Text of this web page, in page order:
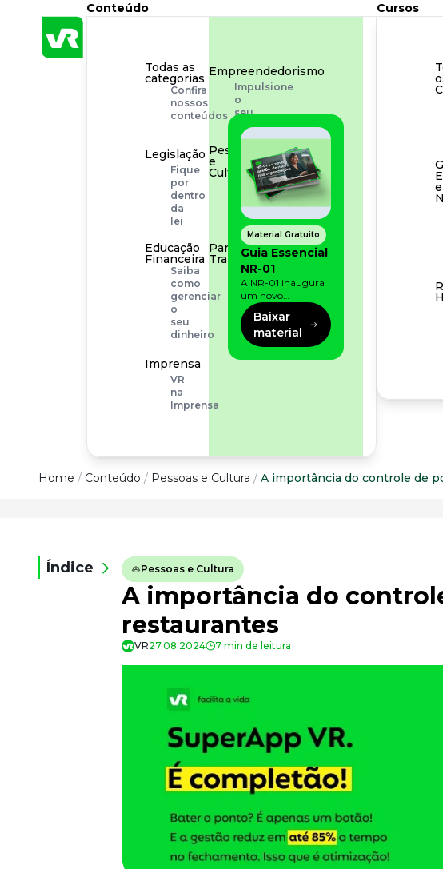
Conteúdo
Todas as
categorias
Confira
nossos
conteúdos
Empreendedorismo
Impulsione
o
seu
negócio
Legislação
Fique
por
dentro
da
lei
Pessoas
e
Cultura
Aprimore
cultura
organizacional
Educação
Financeira
Saiba
como
gerenciar
o
seu
dinheiro
Para o
Trabalhador
Tudo
para
facilitar
rotina
Imprensa
VR
na
Imprensa
Material Gratuito
Guia Essencial
NR-01
A NR-01 inaugura
um novo
momento na
prevenção de riscos:
agora, além dos
fatores físicos e
operacionais, as
Baixar
material
Cursos
e
Conteúdo
Todas as categorias
Confira nossos conteúdos
Empreendedorismo
Impulsione o seu negócio
Legislação
Fique por dentro da lei
Aprimore a cultura organizacional
Saiba como gerenciar o seu dinheiro
Tudo para facilitar a rotina
Home / Conteúdo / Pessoas e Cultura / A importância do controle de
Índice Pessoas e Cultura
A importância do
restaurantes
VR27.08.2024 7 min de leitura